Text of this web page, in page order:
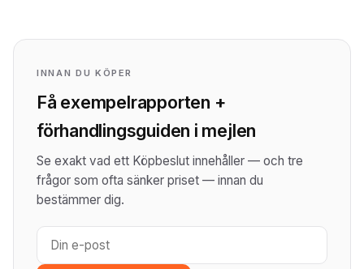
INNAN DU KÖPER
Få exempelrapporten +
förhandlingsguiden i mejlen
Se exakt vad ett Köpbeslut innehåller — och tre
frågor som ofta sänker priset — innan du
bestämmer dig.